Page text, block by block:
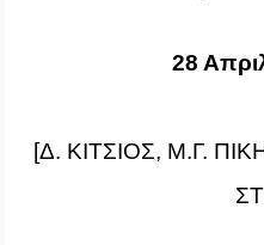
28
[Δ. ΚΙΤΣΙΟΣ, Μ.Γ.